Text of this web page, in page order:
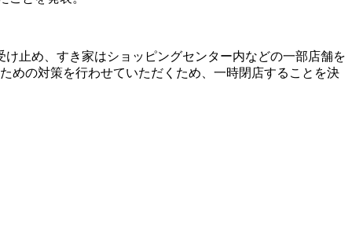
止め、すき家はショッピングセンター内などの一部店舗を
めの対策を行わせていただくため、一時閉店することを決